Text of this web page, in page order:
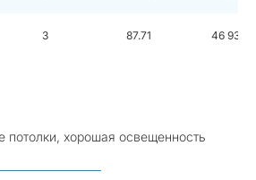
3 87.71 46 932
потолки, хорошая освещенность